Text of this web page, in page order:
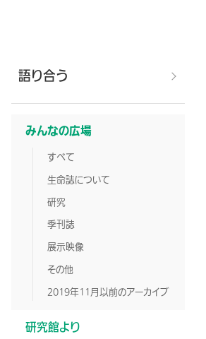
語り合う
みんなの広場
すべて
生命誌について
研究
季刊誌
展示映像
その他
2019年11月以前のアーカイブ
研究館より